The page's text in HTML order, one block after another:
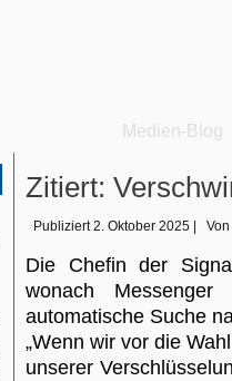
Medien-Blog
Zitiert:
Publiziert 2. Oktober 2025 Von
Die Chefin der
wonach
automatische Suche
„Wenn wir vor die
unserer